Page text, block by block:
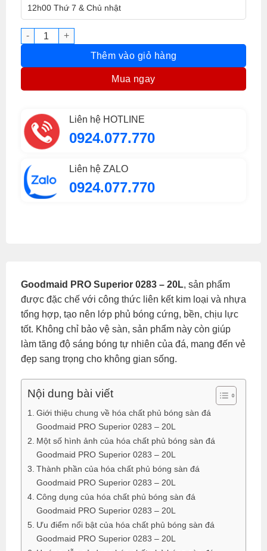
12h00 Thứ 7 & Chủ nhật
Hóa chất phủ bóng sàn đá Goodmaid PRO Superior 0283 -
Thêm vào giỏ hàng
Mua ngay
Liên hệ HOTLINE
0924.077.770
Liên hệ ZALO
0924.077.770
Goodmaid PRO Superior 0283 – 20L, sản phẩm
được đặc chế với công thức liên kết kim loại và nhựa
tổng hợp, tạo nên lớp phủ bóng cứng, bền, chịu lực
tốt. Không chỉ bảo vệ sàn, sản phẩm này còn giúp
làm tăng độ sáng bóng tự nhiên của đá, mang đến vẻ
đẹp sang trọng cho không gian sống.
Nội dung bài viết
Giới thiệu chung về hóa chất phủ bóng sàn đá
Goodmaid PRO Superior 0283 – 20L
Một số hình ảnh của hóa chất phủ bóng sàn đá
Goodmaid PRO Superior 0283 – 20L
Thành phần của hóa chất phủ bóng sàn đá
Goodmaid PRO Superior 0283 – 20L
Công dụng của hóa chất phủ bóng sàn đá
Goodmaid PRO Superior 0283 – 20L
Ưu điểm nổi bật của hóa chất phủ bóng sàn đá
Goodmaid PRO Superior 0283 – 20L